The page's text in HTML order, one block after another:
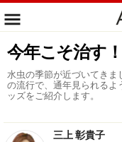
今年こそ治す
水虫の季節が近づいてきま
の流行で、通年見られるよ
ッズをご紹介します。
三上 彰貴子